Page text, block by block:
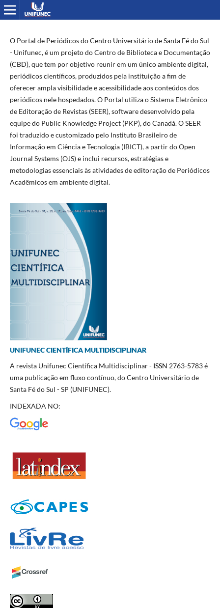
O Portal de Periódicos do Centro Universitário de Santa Fé do Sul
- Unifunec, é um projeto do Centro de Biblioteca e Documentação
(CBD), que tem por objetivo reunir em um único ambiente digital,
periódicos científicos, produzidos pela instituição a fim de
oferecer ampla visibilidade e acessibilidade aos conteúdos dos
periódicos nele hospedados. O Portal utiliza o Sistema Eletrônico
de Editoração de Revistas (SEER), software desenvolvido pela
equipe do Public Knowledge Project (PKP), do Canadá. O SEER
foi traduzido e customizado pelo Instituto Brasileiro de
Informação em Ciência e Tecnologia (IBICT), a partir do Open
Journal Systems (OJS) e inclui recursos, estratégias e
metodologias essenciais às atividades de editoração de Periódicos
Acadêmicos em ambiente digital.
UNIFUNEC CIENTÍFICA MULTIDISCIPLINAR
A revista Unifunec Científica Multidisciplinar - ISSN 2763-5783 é
uma publicação em fluxo contínuo, do Centro Universitário de
Santa Fé do Sul - SP (UNIFUNEC).
INDEXADA NO: